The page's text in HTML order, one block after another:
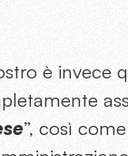
è invece
”, così